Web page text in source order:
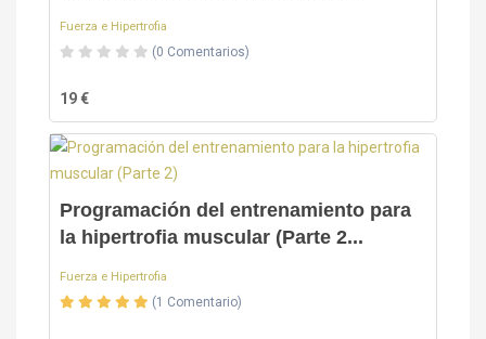
Fuerza e Hipertrofia
(0 Comentarios)
19 €
Programación del entrenamiento para
la hipertrofia muscular (Parte 2...
Fuerza e Hipertrofia
(1 Comentario)